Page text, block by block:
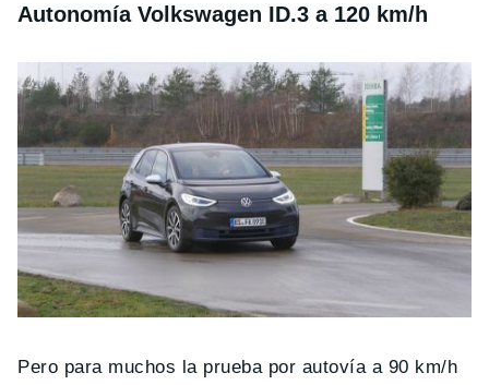
Autonomía Volkswagen ID.3 a 120 km/h
Pero para muchos la prueba por autovía a 90 km/h